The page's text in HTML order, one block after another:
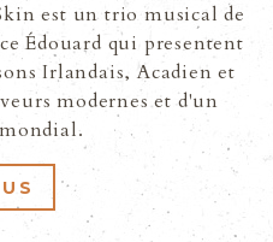
est un trio musical de
Édouard qui presentent
Irlandais, Acadien et
modernes et d'un